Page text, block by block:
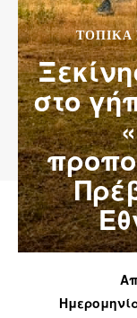
ΤΟΠΙΚΆ
στο